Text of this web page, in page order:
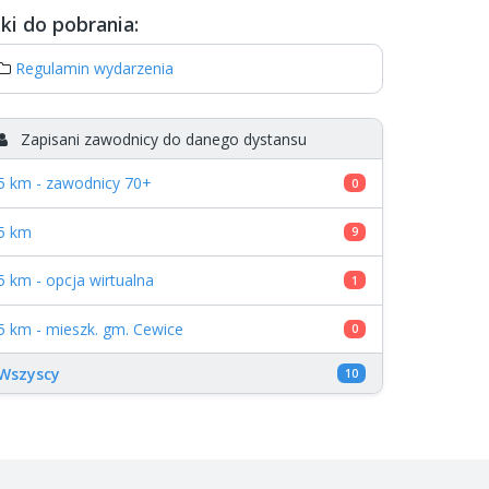
do pobrania:
Regulamin wydarzenia
Zapisani zawodnicy do danego dystansu
km - zawodnicy 70+ 0
km 9
km - opcja wirtualna 1
km - mieszk. gm. Cewice 0
10